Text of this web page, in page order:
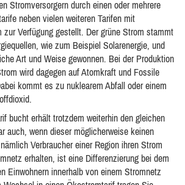
Stromversorgern durch einen oder mehrere
neben vielen weiteren Tarifen mit
zur Verfügung gestellt. Der grüne Strom stammt
wie zum Beispiel Solarenergie, und
Art und Weise gewonnen. Bei der Produktion
wird dagegen auf Atomkraft und Fossile
kommt es zu nuklearem Abfall oder einem
bucht erhält trotzdem weiterhin den gleichen
auch, wenn dieser möglicherweise keinen
Verbraucher einer Region ihren Strom
erhalten, ist eine Differenzierung bei dem
Einwohnern innerhalb von einem Stromnetz